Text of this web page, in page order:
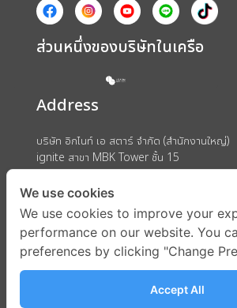
ส่วนหนึ่งของบริษัทในเครือ
Address
บริษัท อิกไนท์ เอ สตาร์ จำกัด (สำนักงานใหญ่)
ignite สาขา MBK Tower ชั้น 15
ถนนพญาไท แขวงวังใหม่ เขตปทุมวัน กรุงเทพ
We use cookies
We use cookies to improve your
performance on our website. You
preferences by clicking "Change
Accept All